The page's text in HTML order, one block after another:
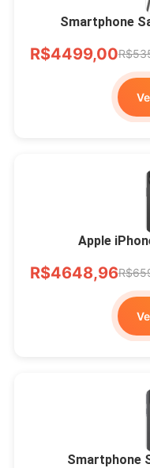
Smartphone
R$4499,00
Apple
R$4648,96
Smartphone